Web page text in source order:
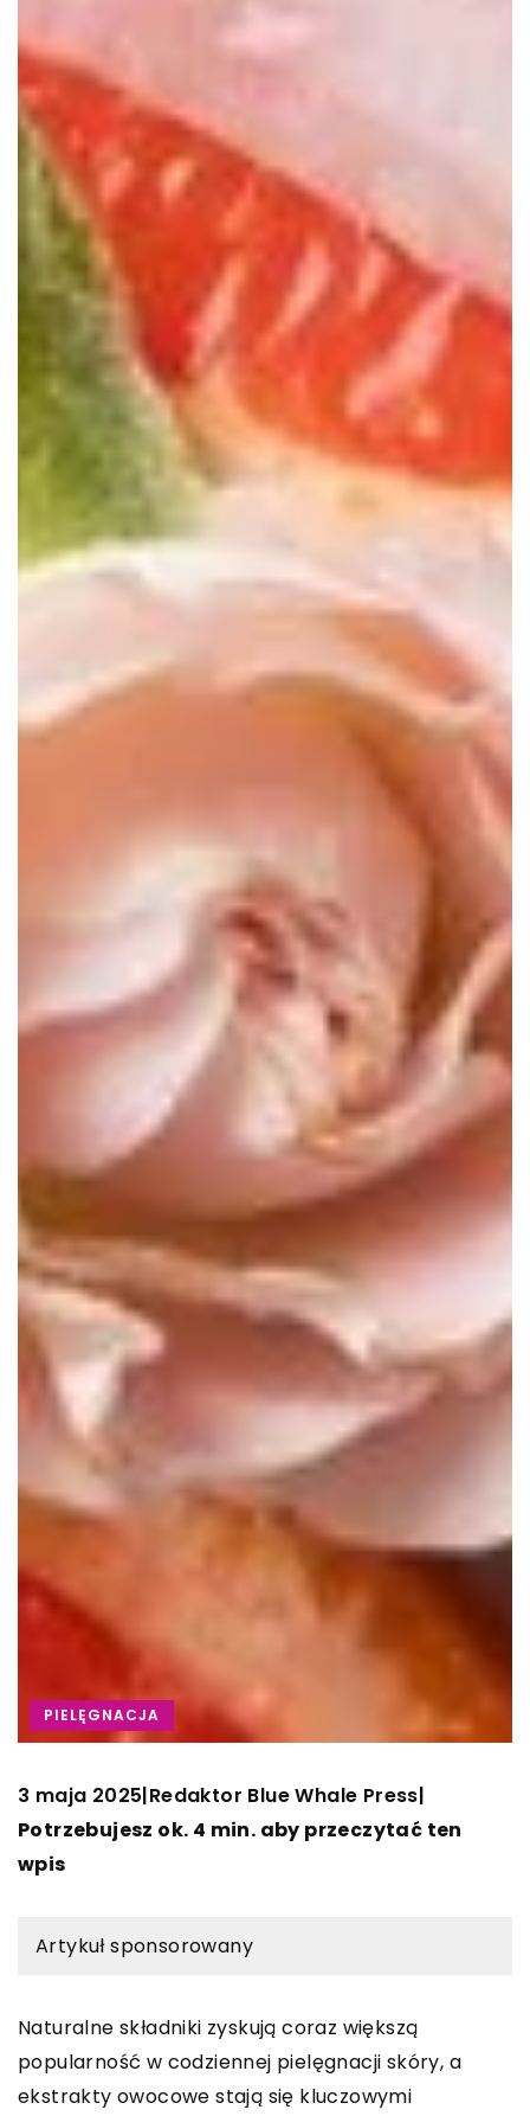
PIELĘGNACJA
3 maja 2025|Redaktor Blue Whale Press|
Potrzebujesz ok. 4 min. aby przeczytać ten
wpis
Artykuł sponsorowany
Naturalne składniki zyskują coraz większą
popularność w codziennej pielęgnacji skóry, a
ekstrakty owocowe stają się kluczowymi